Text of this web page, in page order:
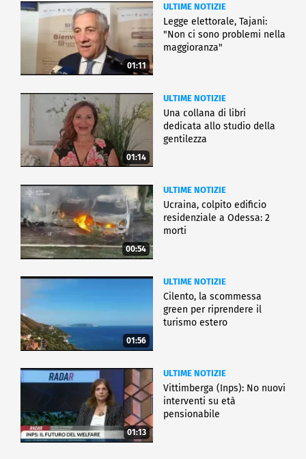
01:11
ULTIME NOTIZIE
Legge elettorale, Tajani:
"Non ci sono problemi nella
maggioranza"
01:14
ULTIME NOTIZIE
Una collana di libri
dedicata allo studio della
gentilezza
00:54
ULTIME NOTIZIE
Ucraina, colpito edificio
residenziale a Odessa: 2
morti
01:56
ULTIME NOTIZIE
Cilento, la scommessa
green per riprendere il
turismo estero
01:13
ULTIME NOTIZIE
Vittimberga (Inps): No nuovi
interventi su età
pensionabile